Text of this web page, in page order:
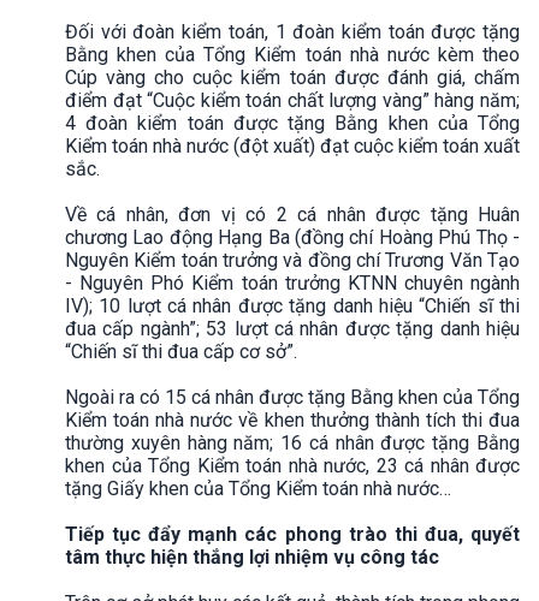
Đối với đoàn kiểm toán, 1 đoàn kiểm toán được tặng
Bằng khen của Tổng Kiểm toán nhà nước kèm theo
Cúp vàng cho cuộc kiểm toán được đánh giá, chấm
điểm đạt “Cuộc kiểm toán chất lượng vàng” hàng năm;
4 đoàn kiểm toán được tặng Bằng khen của Tổng
Kiểm toán nhà nước (đột xuất) đạt cuộc kiểm toán xuất
sắc.
Về cá nhân, đơn vị có 2 cá nhân được tặng Huân
chương Lao động Hạng Ba (đồng chí Hoàng Phú Thọ -
Nguyên Kiểm toán trưởng và đồng chí Trương Văn Tạo
- Nguyên Phó Kiểm toán trưởng KTNN chuyên ngành
IV); 10 lượt cá nhân được tặng danh hiệu “Chiến sĩ thi
đua cấp ngành”; 53 lượt cá nhân được tặng danh hiệu
“Chiến sĩ thi đua cấp cơ sở”.
Ngoài ra có 15 cá nhân được tặng Bằng khen của Tổng
Kiểm toán nhà nước về khen thưởng thành tích thi đua
thường xuyên hàng năm; 16 cá nhân được tặng Bằng
khen của Tổng Kiểm toán nhà nước, 23 cá nhân được
tặng Giấy khen của Tổng Kiểm toán nhà nước…
Tiếp tục đẩy mạnh các phong trào thi đua, quyết
tâm thực hiện thắng lợi nhiệm vụ công tác